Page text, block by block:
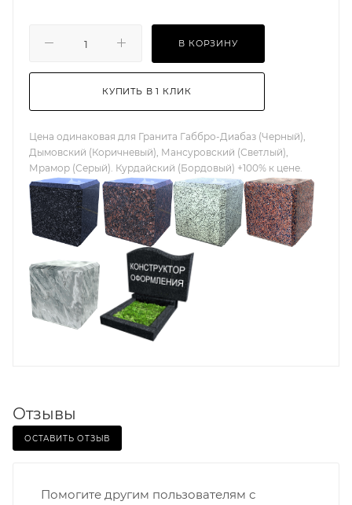
В КОРЗИНУ
КУПИТЬ В 1 КЛИК
Цена одинаковая для Гранита Габбро-Диабаз (Черный),
Дымовский (Коричневый), Мансуровский (Светлый),
Мрамор (Серый). Курдайский (Бордовый) +100% к цене.
Отзывы
ОСТАВИТЬ ОТЗЫВ
Помогите другим пользователям с